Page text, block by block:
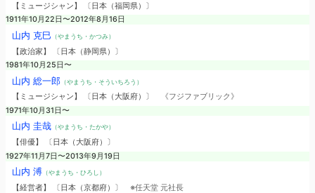
【ミュージシャン】 〔日本（福岡県）〕
1911年10月22日〜2012年8月16日
山内 克巳 （やまうち・かつみ）
【政治家】 〔日本（静岡県）〕
1981年10月25日〜
山内 総一郎（やまうち・そういちろう）
【ミュージシャン】 〔日本（大阪府）〕
《フジファブリック》
1971年10月31日〜
山内 圭哉（やまうち・たかや）
【俳優】 〔日本（大阪府）〕
1927年11月7日〜2013年9月19日
山内 溥（やまうち・ひろし）
【経営者】 〔日本（京都府）〕 ※任天堂 元社長